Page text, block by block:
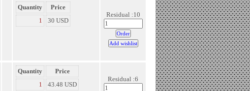
Quantity
Price
1
30 USD
Residual :10
Quantity
Price
1
43.48 USD
Residual :6